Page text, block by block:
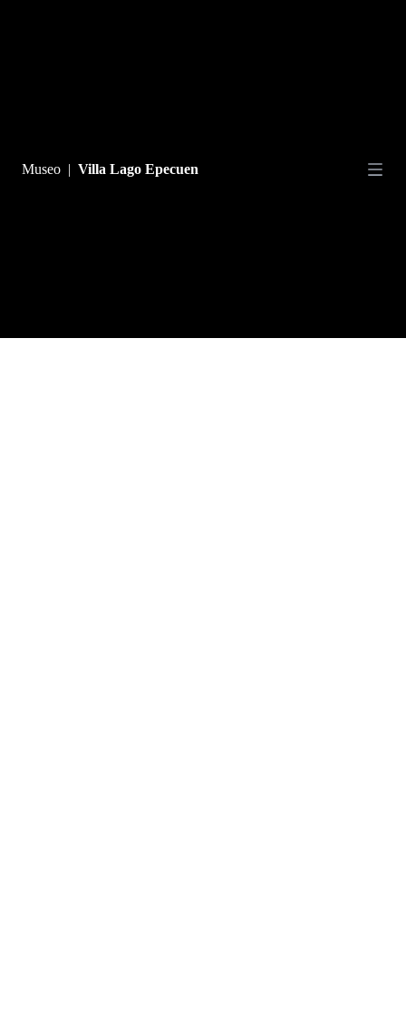
Museo | Villa Lago Epecuen
Explotación Minera